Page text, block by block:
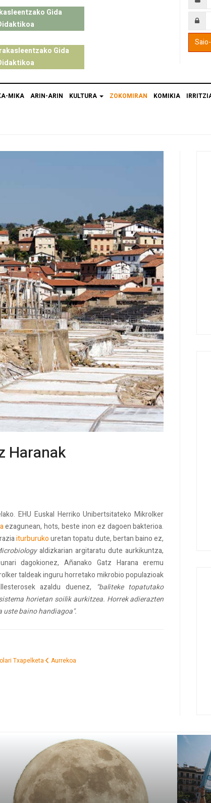
Gida
Gida
MIKA ARIN-ARIN KULTURA ZOKOMIRAN KOMIKIA
Haranak
EHU Euskal Herriko Unibertsitateko Mikrolker
ezagunean, hots, beste inon ez dagoen bakterioa.
iturburukouretan topatu dute, bertan baino ez,
aldizkarian argitaratu dute aurkikuntza,
dagokionez, Añanako Gatz Harana eremu
taldeak inguru horretako mikrobio populazioak
azaldu duenez,
“baliteke topatutako
horietan soilik aurkitzea. Horrek adierazten
uste baino handiagoa".
Txapelketa
Aurrekoa